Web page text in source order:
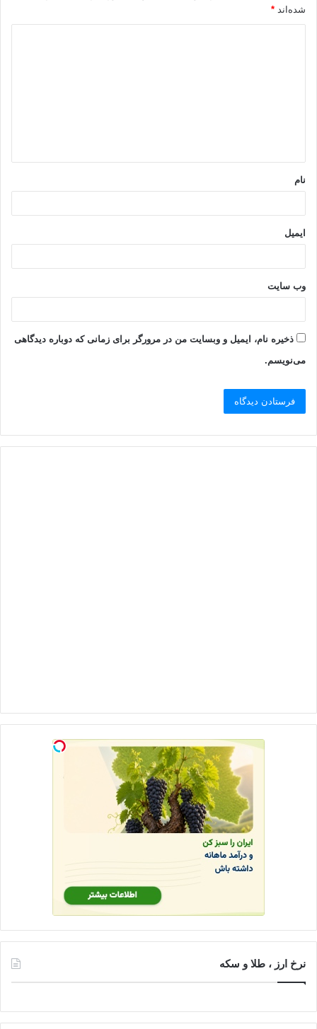
شده‌اند *
*
نام
ایمیل
وب‌ سایت
ذخیره نام، ایمیل و وبسایت من در مرورگر برای زمانی که دوباره دیدگاهی
می‌نویسم.
نرخ ارز ، طلا و سکه